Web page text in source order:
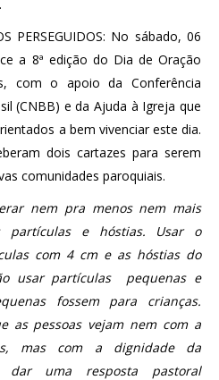
PERSEGUIDOS: No sábado, 06
a 8ª edição do Dia de Oração
com o apoio da Conferência
(CNBB) e da Ajuda à Igreja que
a bem vivenciar este dia.
dois cartazes para serem
comunidades paroquiais.
nem pra menos nem mais
partículas e hóstias. Usar o
com 4 cm e as hóstias do
usar partículas pequenas e
fossem para crianças.
as pessoas vejam nem com a
mas com a dignidade da
dar uma resposta pastoral